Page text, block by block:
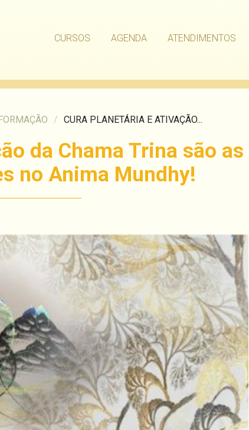
CURSOS AGENDA ATENDIMENTOS
/ CURA PLANETÁRIA E ATIVAÇÃO...
da Chama Trina são as
no Anima Mundhy!